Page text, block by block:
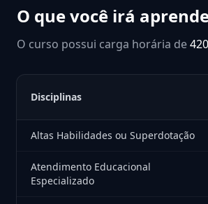
O que você irá
O curso possui carga horária de
Disciplinas
Altas Habilidades ou Superdotação
Atendimento Educacional
Especializado